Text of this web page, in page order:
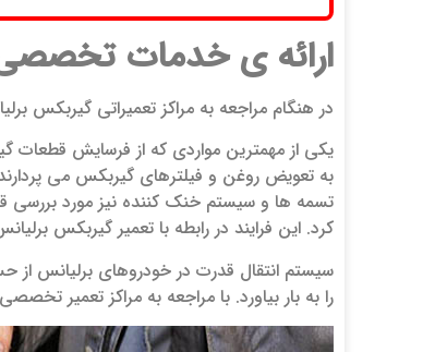
ارائه ی خدمات تخصصی
در هنگام مراجعه به مراکز تعمیراتی گیربکس
یکی از مهمترین مواردی که از فرسایش
به تعویض روغن و فیلترهای گیربکس می
تسمه ها و سیستم خنک کننده نیز مورد بررسی
کرد. این فرایند در رابطه با تعمیر گیربکس
سیستم انتقال قدرت در خودروهای برلیانس از
را به بار بیاورد. با مراجعه به مراکز تعمیر